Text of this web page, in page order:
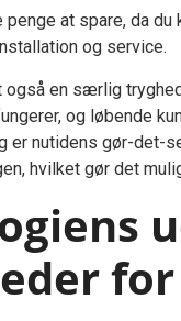
at spare, da
og service.
også en særlig
og løbende
er nutidens gør-det-
hvilket gør det